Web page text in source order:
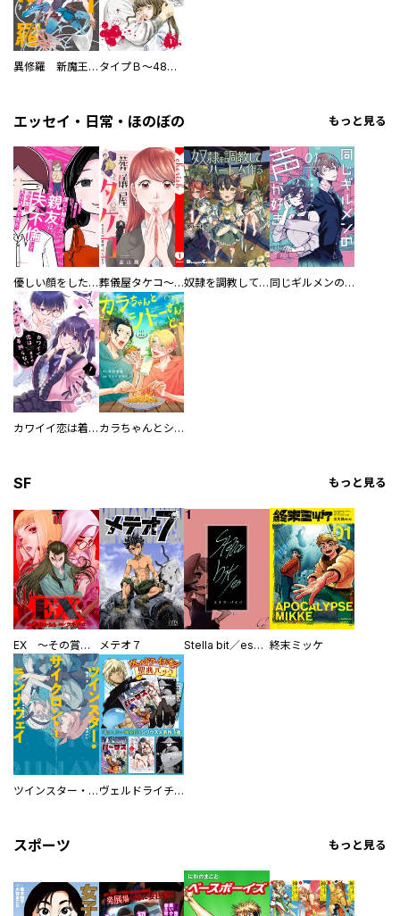
異修羅 新魔王戦争 タイプＢ～48時間後、致死率100％～【単話】
エッセイ・日常・ほのぼの もっと見る
優しい顔をした親友は、夫と不倫して私の家に入り込んできた。 葬儀屋タケコ～あなたの最期、叶えます【電子単行本版】 奴隷を調教してハーレム作る 同じギルメンの声が好き
カワイイ恋は着飾らない カラちゃんとシトーさんと、 【分冊版】
SF もっと見る
EX ～その賞金稼ぎは、世界の出口を探す～【単行本版】 メテオ７ Stella bit／es【単話版】 終末ミッケ
ツインスター・サイクロン・ランナウェイ ヴェルドライチオシ聖典パック 『転スラ』ミニ画集付き シリウス人気作３選
スポーツ もっと見る